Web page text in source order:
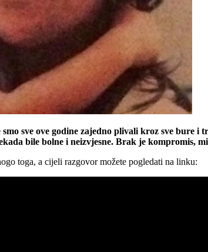
sve ove godine zajedno plivali kroz sve bure
bile bolne i neizvjesne. Brak je kompromis,
toga, a cijeli razgovor možete pogledati na linku: